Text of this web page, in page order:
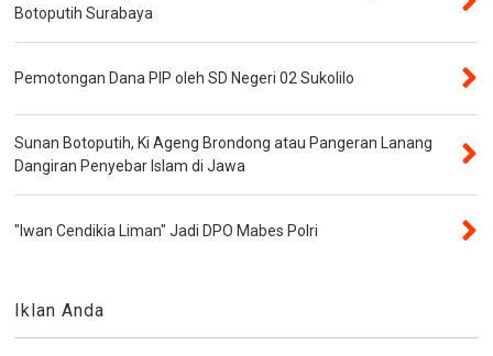
Botoputih Surabaya
Pemotongan Dana PIP oleh SD Negeri 02 Sukolilo
Sunan Botoputih, Ki Ageng Brondong atau Pangeran Lanang
Dangiran Penyebar Islam di Jawa
"Iwan Cendikia Liman" Jadi DPO Mabes Polri
Iklan Anda